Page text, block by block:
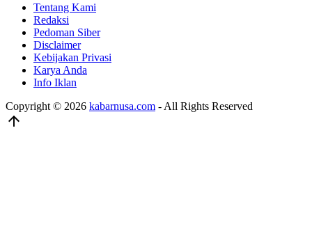
Tentang Kami
Redaksi
Pedoman Siber
Disclaimer
Kebijakan Privasi
Karya Anda
Info Iklan
Copyright © 2026 kabarnusa.com - All Rights Reserved
arrow_upward